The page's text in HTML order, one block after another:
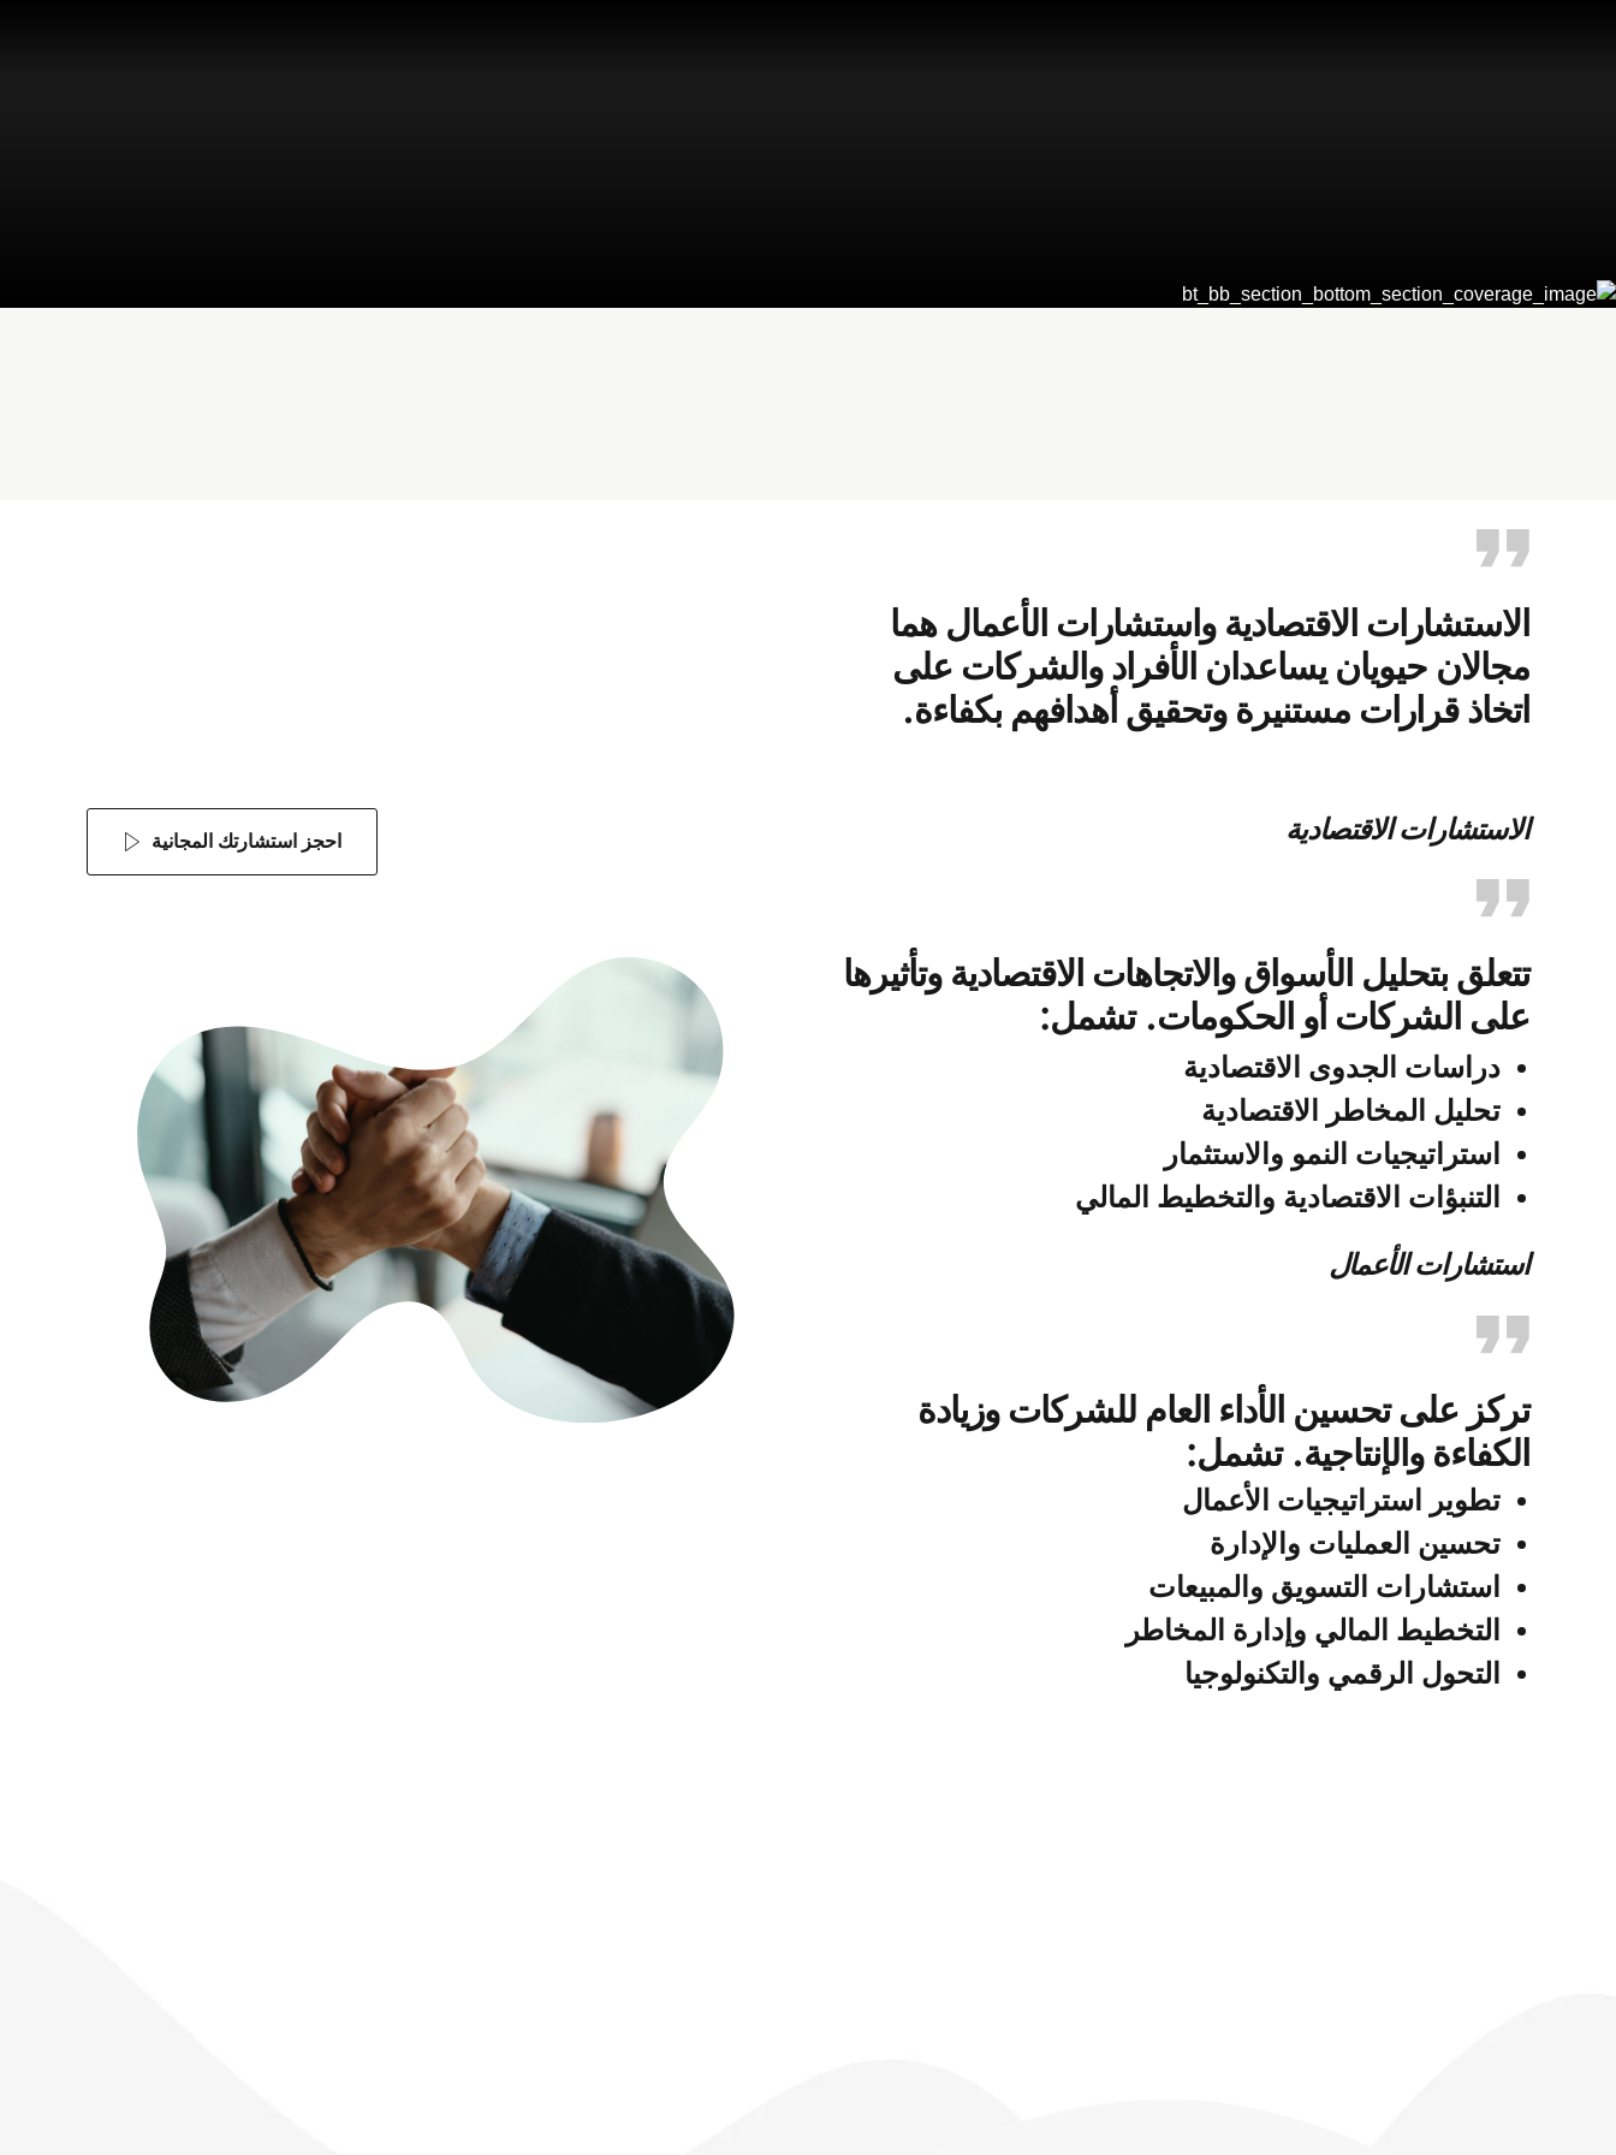
الاستشارات الاقتصادية واستشارات الأعمال هما
مجالان حيويان يساعدان الأفراد والشركات على
اتخاذ قرارات مستنيرة وتحقيق أهدافهم بكفاءة.
الاستشارات الاقتصادية
تتعلق بتحليل الأسواق والاتجاهات الاقتصادية وتأثيرها
على الشركات أو الحكومات. تشمل:
دراسات الجدوى الاقتصادية
تحليل المخاطر الاقتصادية
استراتيجيات النمو والاستثمار
التنبؤات الاقتصادية والتخطيط المالي
استشارات الأعمال
تركز على تحسين الأداء العام للشركات وزيادة
الكفاءة والإنتاجية. تشمل:
تطوير استراتيجيات الأعمال
تحسين العمليات والإدارة
استشارات التسويق والمبيعات
التخطيط المالي وإدارة المخاطر
التحول الرقمي والتكنولوجيا
احجز استشارتك المجانية